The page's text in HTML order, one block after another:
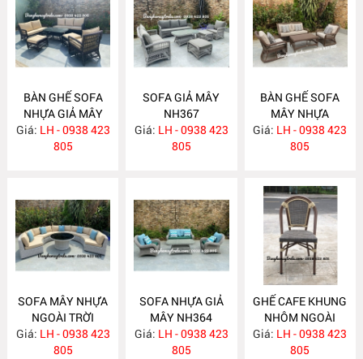
BÀN GHẾ SOFA
NHỰA GIẢ MÂY
NH368
Giá: LH - 0938 423
805
SOFA GIẢ MÂY
NH367
Giá: LH - 0938 423
805
BÀN GHẾ SOFA
MÂY NHỰA
NH366
Giá: LH - 0938 423
805
SOFA MÂY NHỰA
NGOÀI TRỜI
NH365
Giá: LH - 0938 423
805
SOFA NHỰA GIẢ
MÂY NH364
Giá: LH - 0938 423
805
GHẾ CAFE KHUNG
NHÔM NGOÀI
TRỜI NH363
Giá: LH - 0938 423
805